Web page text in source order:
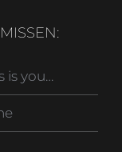
is you…